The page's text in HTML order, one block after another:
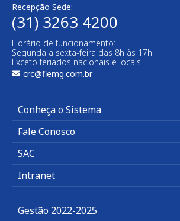
Recepção Sede:
(31) 3263 4200
Horário de funcionamento:
Segunda a sexta-feira das 8h às 17h
Exceto feriados nacionais e locais.
crc@fiemg.com.br
Conheça o Sistema
Fale Conosco
SAC
Intranet
Gestão 2022-2025